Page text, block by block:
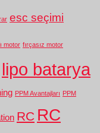
esc seçimi
motor fırçasız motor
lipo batarya
PPM Avantajları PPM
RC RC